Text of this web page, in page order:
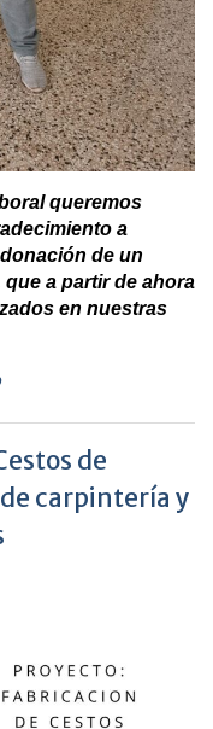
queremos
a
de un
a partir de ahora
en nuestras
de
carpintería y